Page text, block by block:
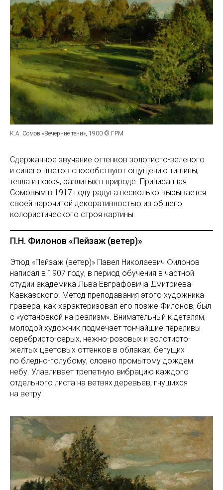
К.А. Сомов «Вечерние тени», 1900 © ГРМ
Сдержанное звучание оттенков золотисто-зеленого
и синего цветов способствуют ощущению тишины,
тепла и покоя, разлитых в природе. Приписанная
Сомовым в 1917 году радуга несколько вырывается
своей нарочитой декоративностью из общего
колористического строя картины.
П.Н. Филонов «Пейзаж (ветер)»
Этюд «Пейзаж (ветер)» Павел Николаевич Филонов
написал в 1907 году, в период обучения в частной
студии академика Льва Евграфовича Дмитриева-
Кавказского. Метод преподавания этого художника-
гравера, как характеризовал его позже Филонов, был
с «установкой на реализм». Внимательный к деталям,
молодой художник подмечает тончайшие переливы
серебристо-серых, нежно-розовых и золотисто-
желтых цветовых оттенков в облаках, бегущих
по бледно-голубому, словно промытому дождем
небу. Улавливает трепетную вибрацию каждого
отдельного листа на ветвях деревьев, гнущихся
на ветру.